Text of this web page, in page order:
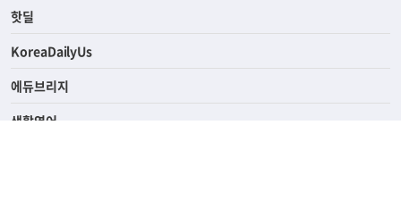
HelloKtown
핫딜
KoreaDailyUs